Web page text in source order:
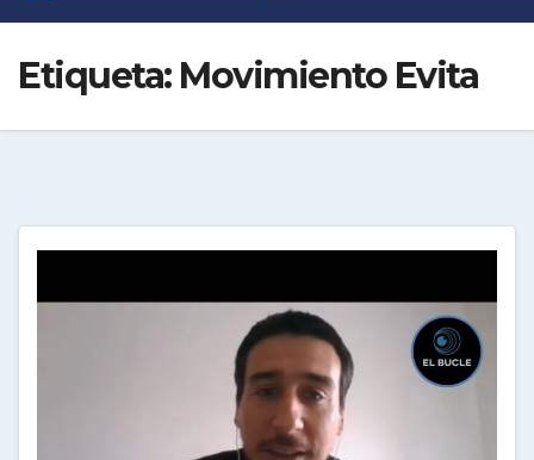
Etiqueta: Movimiento Evita